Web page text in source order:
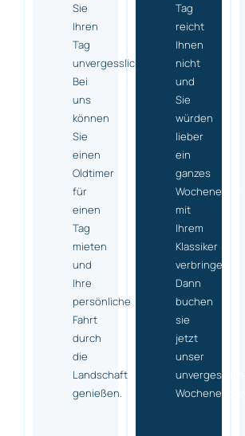
Sie
Ihren
Tag
unvergesslich!
Bei
uns
können
Sie
einen
Oldtimer
für
einen
Tag
mieten
und
Ihre
persönliche
Fahrt
durch
die
Landschaft
genießen.
Tag
reicht
Ihnen
nicht
und
Sie
würden
lieber
ein
ganzes
Wochenende
mit
Ihrem
Klassiker
verbringen?
Dann
buchen
sie
jetzt
unser